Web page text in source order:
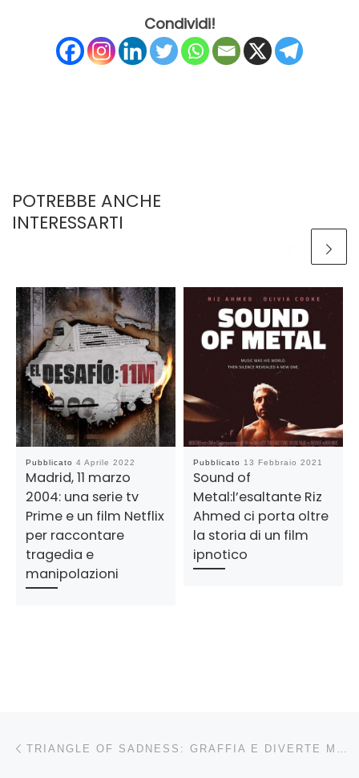
Condividi!
POTREBBE ANCHE
INTERESSARTI
Pubblicato 4 Aprile 2022
Madrid, 11 marzo
2004: una serie tv
Prime e un film Netflix
per raccontare
tragedia e
manipolazioni
Pubblicato 13 Febbraio 2021
Sound of
Metal:l’esaltante Riz
Ahmed ci porta oltre
la storia di un film
ipnotico
Navigazione articoli